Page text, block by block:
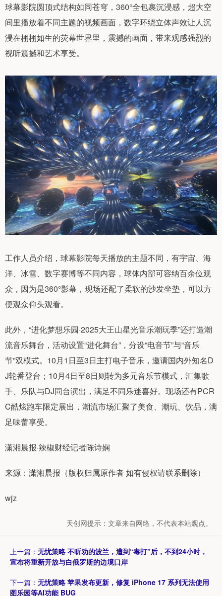
球幕影院圆顶式结构如同苍穹，360°全包裹沉浸感，超大空
间里播放着不同主题的视频画面，数字环绕立体声效让人沉
浸在栩栩如生的荧幕世界里，震撼的画面，带来观感强烈的
视听震撼和艺术享受。
工作人员介绍，球幕影院每天播放的主题不同，有宇宙、海
洋、冰雪、数字赛博等不同内容，球体内部可容纳百余位观
众，因为是360°影幕，现场还配了柔软的沙发坐垫，可以方
便观众仰头观看。
此外，“进化梦想乐园·2025大王山星光音乐潮玩季”还打造潮
流音乐舞台，活动设置“进化舞台”，分设“电音节”与“音乐
节”双模式。10月1日至3日主打电子音乐，邀请国内外知名D
J轮番登台；10月4日至8日则转为多元音乐节模式，汇集歌
手、乐队与DJ同台演出，满足不同乐迷喜好。现场还有PCR
C酷炫跑车限定展出，潮流市场汇聚了美食、潮玩、饮品，满
足味蕾享受。
潇湘晨报·辣椒财经记者陈诗娴
来源：潇湘晨报（版权归属原作者 如有侵权请联系删除）
wjz
天创网提示：文章来自网络，不代表本站观点。
上一篇： 无忧策略 不听劝的波兰，遭到“毒打”后，不到24小时，
宣布将重新开放与白俄罗斯的边境口岸
下一篇： 无忧策略 苹果发布更新，修复 iPhone 17 系列无法使用
图乐园等AI功能 BUG